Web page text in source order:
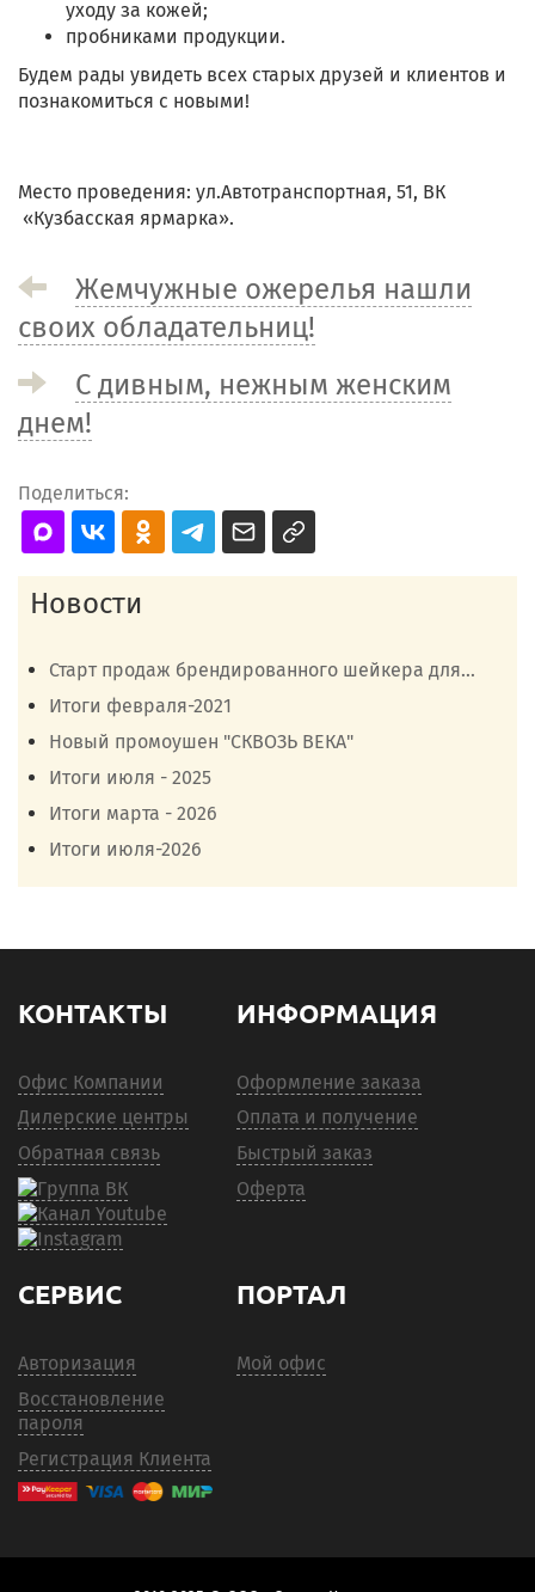
уходу за кожей;
пробниками продукции.
Будем рады увидеть всех старых друзей и клиентов и
познакомиться с новыми!
Место проведения: ул.Автотранспортная, 51, ВК
«Кузбасская ярмарка».
Жемчужные ожерелья нашли
своих обладательниц!
С дивным, нежным женским
днем!
Поделиться:
Новости
Старт продаж брендированного шейкера для...
Итоги февраля-2021
Новый промоушен "СКВОЗЬ ВЕКА"
Итоги июля - 2025
Итоги марта - 2026
Итоги июля-2026
КОНТАКТЫ
Офис Компании
Дилерские центры
Обратная связь
ИНФОРМАЦИЯ
Оформление заказа
Оплата и получение
Быстрый заказ
Оферта
СЕРВИС
Авторизация
Восстановление
пароля
Регистрация Клиента
ПОРТАЛ
Мой офис